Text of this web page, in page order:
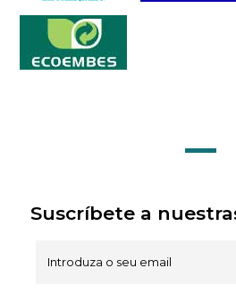
Suscríbete a